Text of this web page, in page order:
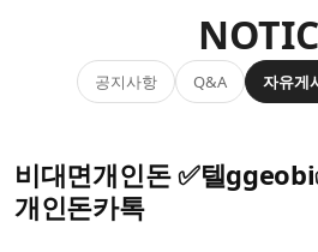
공지사항 Q&A 자유게
비대면개인돈 ✅텔
개인돈카톡